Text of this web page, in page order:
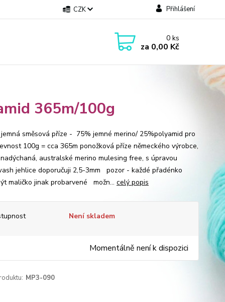
CZK Přihlášení
0ks
za 0,00 Kč
365m/100g
směsová příze - 75% jemné merino/ 25%polyamid pro
100g = cca 365m ponožková příze německého výrobce,
australské merino mulesing free, s úpravou
jehlice doporučuji 2,5-3mm pozor - každé přadénko
maličko jinak probarvené možn... celý popis
Není skladem
Momentálně není k dispozici
MP3-090